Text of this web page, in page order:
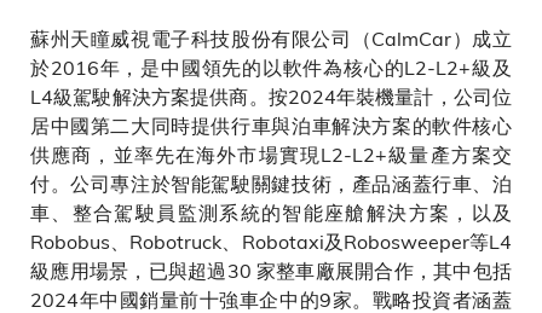
蘇州天瞳威視電子科技股份有限公司（CalmCar）成立
於2016年，是中國領先的以軟件為核心的L2-L2+級及
L4級駕駛解決方案提供商。按2024年裝機量計，公司位
居中國第二大同時提供行車與泊車解決方案的軟件核心
供應商，並率先在海外市場實現L2-L2+級量產方案交
付。公司專注於智能駕駛關鍵技術，產品涵蓋行車、泊
車、整合駕駛員監測系統的智能座艙解決方案，以及
Robobus、Robotruck、Robotaxi及Robosweeper等L4
級應用場景，已與超過30 家整車廠展開合作，其中包括
2024年中國銷量前十強車企中的9家。戰略投資者涵蓋